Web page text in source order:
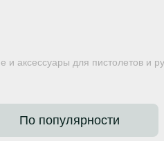
и аксессуары для пистолетов и
По популярности